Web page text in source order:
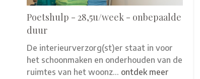
Poetshulp - 28,5u/week - onbepaalde
duur
De interieurverzorg(st)er staat in voor
het schoonmaken en onderhouden van de
ruimtes van het woonz… ontdek meer